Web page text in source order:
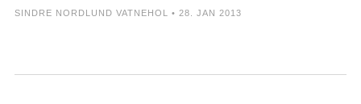
SINDRE NORDLUND VATNEHOL • 28. JAN 2013